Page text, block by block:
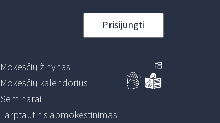
Prisijungti
Mokesčių žinynas
Mokesčių kalendorius
Seminarai
Tarptautinis apmokestinimas